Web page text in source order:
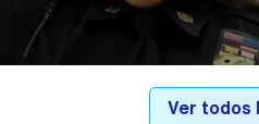
Ver todos